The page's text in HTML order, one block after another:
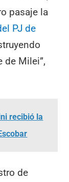
pasaje la
PJ de
de Milei”,
recibió la
de